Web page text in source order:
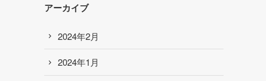
アーカイブ
2024年2月
2024年1月